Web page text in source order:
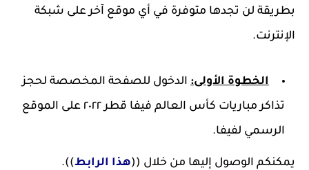
بطريقة لن تجدها متوفرة في أي موقع آخر على شبكة
الإنترنت.
الخطوة الأولى: الدخول للصفحة المخصصة لحجز
تذاكر مباريات كأس العالم فيفا قطر ٢٠٢٢ على الموقع
الرسمي لفيفا.
يمكنكم الوصول إليها من خلال ((هذا الرابط)).